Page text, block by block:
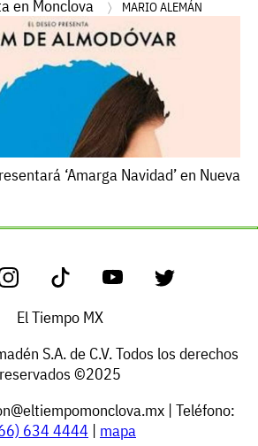
en Monclova
MARIO ALEMÁN
‘Amarga Navidad’ en Nueva
El Tiempo MX
S.A. de C.V. Todos los derechos
reservados ©2025
| Teléfono:
634 4444 | mapa